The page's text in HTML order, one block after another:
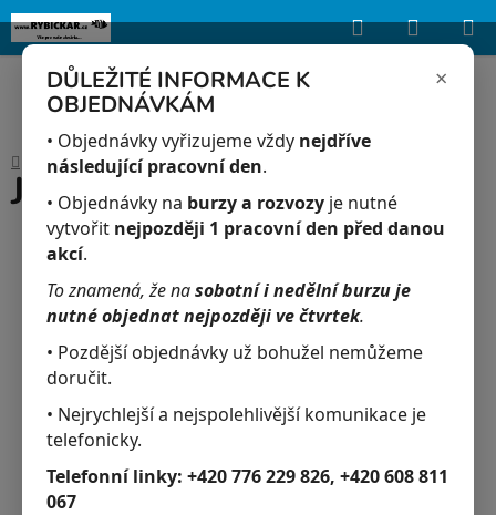
×
DŮLEŽITÉ INFORMACE K
OBJEDNÁVKÁM
• Objednávky vyřizujeme vždy nejdříve
následující pracovní den.
• Objednávky na burzy a rozvozy je nutné
vytvořit nejpozději 1 pracovní den před danou
akcí.
To znamená, že nasobotní i nedělní burzu je
nutné objednat nejpozději ve čtvrtek.
• Pozdější objednávky už bohužel nemůžeme
doručit.
• Nejrychlejší a nejspolehlivější komunikace je
telefonicky.
Telefonní linky: +420 776 229 826, +420 608 811
067
Upozorňujeme, že uvedená skladová dostupnost je orientační a může se
lišit podle aktuálních objednávek a prodeje v reálném čase.
obsah
Hledat
KOŠÍK
DomůAkvaristika / JK-Spojka na hadičku
JK-Spojka na hadičku